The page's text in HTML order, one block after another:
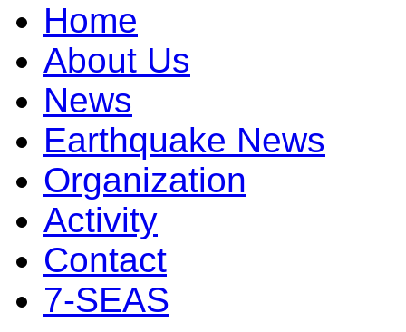
Home
About Us
News
Earthquake News
Organization
Activity
Contact
7-SEAS